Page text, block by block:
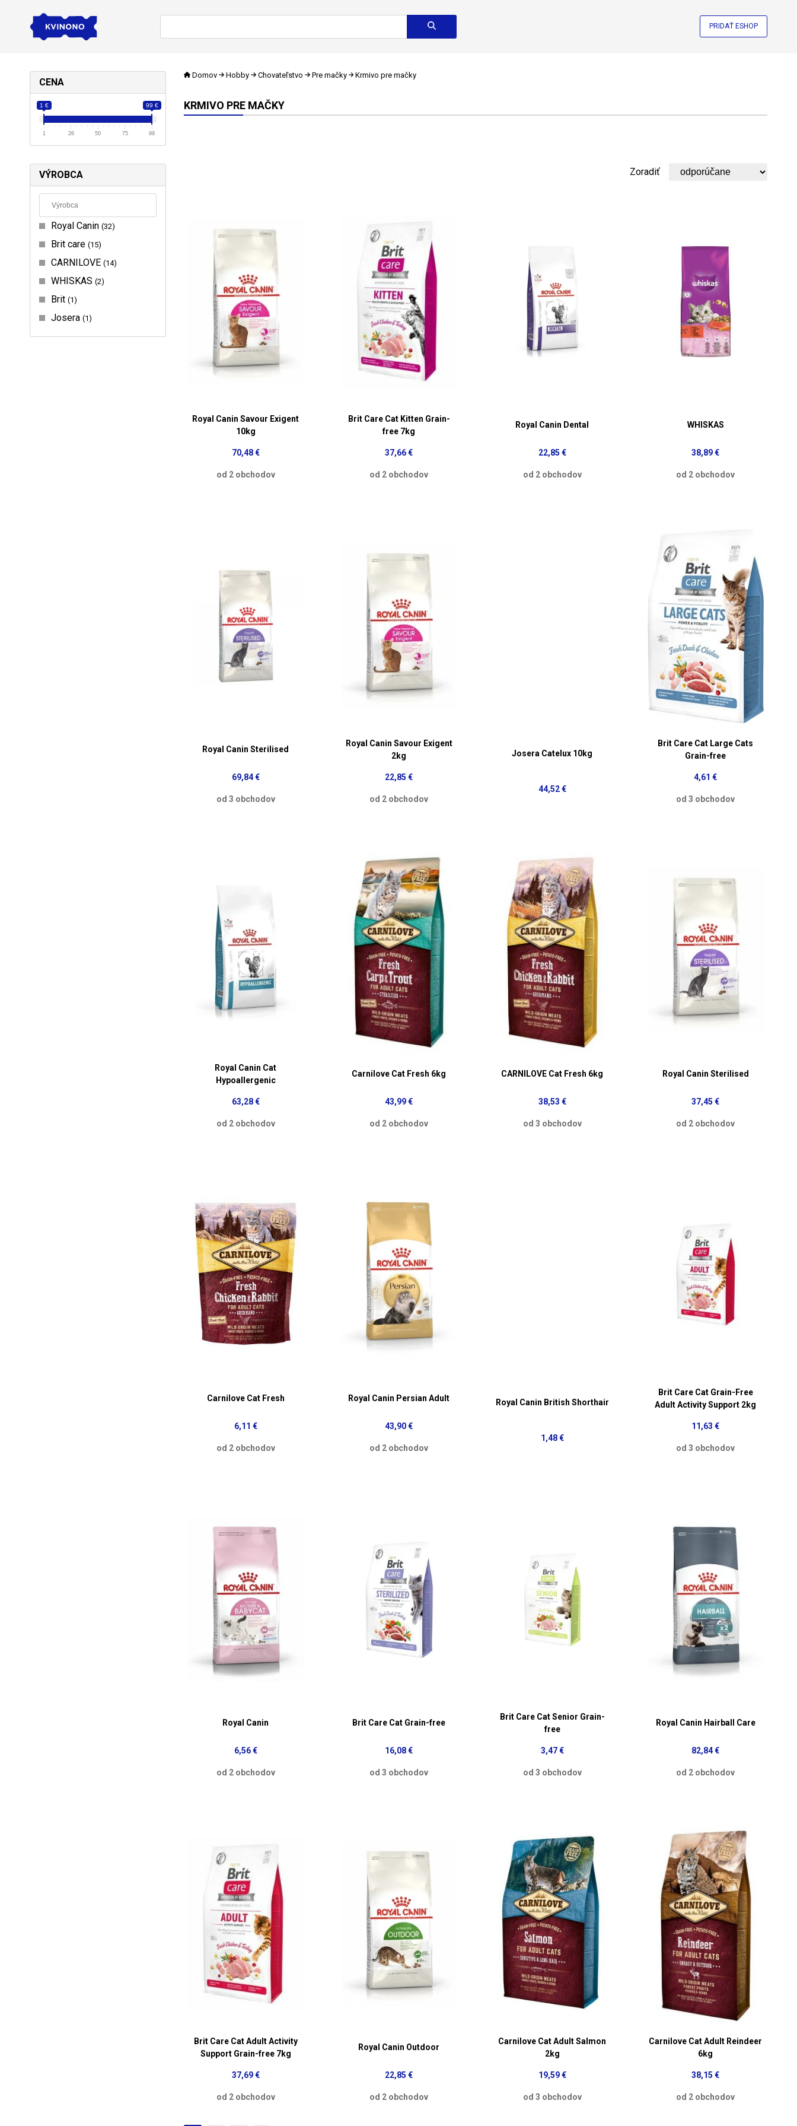
PRIDAŤ ESHOP
CENA
1 € 99 €
1 26 50 75 99
VÝROBCA
Royal Canin 32
Brit care 15
CARNILOVE 14
WHISKAS 2
Brit 1
Josera 1
Domov Hobby Chovateľstvo Pre mačky Krmivo pre mačky
KRMIVO PRE MAČKY
Zoradiť
Royal Canin Savour Exigent
10kg
70,48 €
od 2 obchodov
Brit Care Cat Kitten Grain-
free 7kg
37,66 €
od 2 obchodov
Royal Canin Dental
22,85 €
od 2 obchodov
WHISKAS
38,89 €
od 2 obchodov
Royal Canin Sterilised
69,84 €
od 3 obchodov
Royal Canin Savour Exigent
2kg
22,85 €
od 2 obchodov
Josera Catelux 10kg
44,52 €
Brit Care Cat Large Cats
Grain-free
4,61 €
od 3 obchodov
Royal Canin Cat
Hypoallergenic
63,28 €
od 2 obchodov
Carnilove Cat Fresh 6kg
43,99 €
od 2 obchodov
CARNILOVE Cat Fresh 6kg
38,53 €
od 3 obchodov
Royal Canin Sterilised
37,45 €
od 2 obchodov
Carnilove Cat Fresh
6,11 €
od 2 obchodov
Royal Canin Persian Adult
43,90 €
od 2 obchodov
Royal Canin British Shorthair
1,48 €
Brit Care Cat Grain-Free
Adult Activity Support 2kg
11,63 €
od 3 obchodov
Royal Canin
6,56 €
od 2 obchodov
Brit Care Cat Grain-free
16,08 €
od 3 obchodov
Brit Care Cat Senior Grain-
free
3,47 €
od 3 obchodov
Royal Canin Hairball Care
82,84 €
od 2 obchodov
Brit Care Cat Adult Activity
Support Grain-free 7kg
37,69 €
od 2 obchodov
Royal Canin Outdoor
22,85 €
od 2 obchodov
Carnilove Cat Adult Salmon
2kg
19,59 €
od 3 obchodov
Carnilove Cat Adult Reindeer
6kg
38,15 €
od 2 obchodov